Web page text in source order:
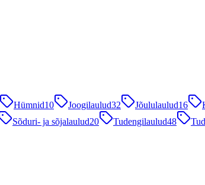
Hümnid10 Joogilaulud32 Jõululaulud16
Sõduri- ja sõjalaulud20 Tudengilaulud48